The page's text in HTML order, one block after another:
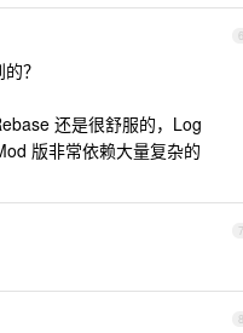
6
？
还是很舒服的，Log
版非常依赖大量复杂的
7
8